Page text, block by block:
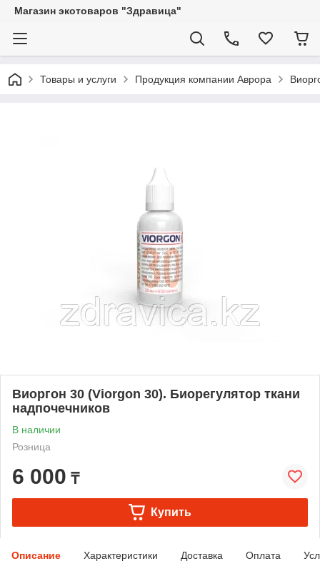
Магазин экотоваров "Здравица"
Товары и услуги Продукция компании Аврора
Виоргон 30 (Viorgon 30). Биорегулятор ткани
надпочечников
В наличии
Розница
6 000 ₸
Купить
Описание Характеристики Доставка Оплата